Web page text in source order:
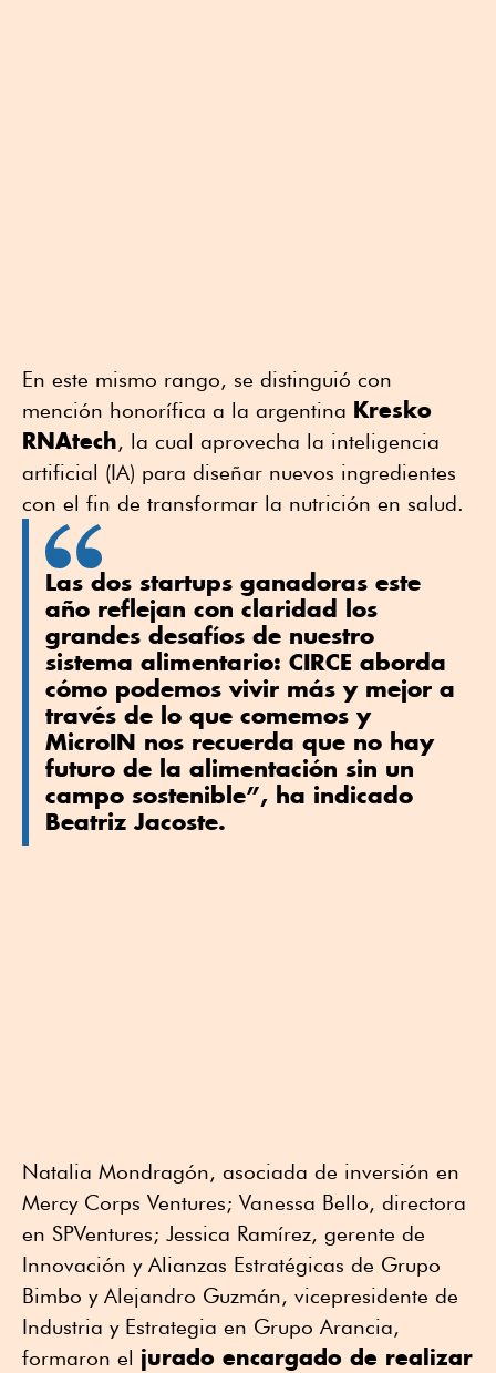
En este mismo rango, se distinguió con
mención honorífica a la argentina Kresko
RNAtech, la cual aprovecha la inteligencia
artificial (IA) para diseñar nuevos ingredientes
con el fin de transformar la nutrición en salud.
Las dos startups ganadoras este
año reflejan con claridad los
grandes desafíos de nuestro
sistema alimentario: CIRCE aborda
cómo podemos vivir más y mejor a
través de lo que comemos y
MicroIN nos recuerda que no hay
futuro de la alimentación sin un
campo sostenible”, ha indicado
Beatriz Jacoste.
Natalia Mondragón, asociada de inversión en
Mercy Corps Ventures; Vanessa Bello, directora
en SPVentures; Jessica Ramírez, gerente de
Innovación y Alianzas Estratégicas de Grupo
Bimbo y Alejandro Guzmán, vicepresidente de
Industria y Estrategia en Grupo Arancia,
formaron el jurado encargado de realizar